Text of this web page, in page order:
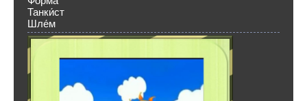
Танки́ст
Шле́м